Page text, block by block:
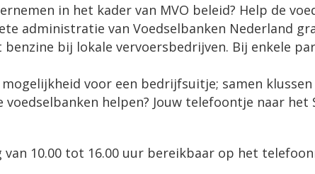
in het kader van MVO beleid? Help de
administratie van Voedselbanken Nederland
bij lokale vervoersbedrijven. Bij enkele
voor een bedrijfsuitje; samen
helpen? Jouw telefoontje naar
10.00 tot 16.00 uur bereikbaar op het